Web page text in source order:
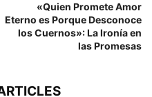
«Quien Promete Amor
Eterno es Porque Desconoce
los Cuernos»: La Ironía en
las Promesas